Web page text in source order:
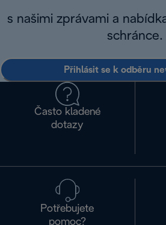
s našimi zprávami a
schránce.
Přihlásit se k odběru
Často kladené
dotazy
Potřebujete
pomoc?